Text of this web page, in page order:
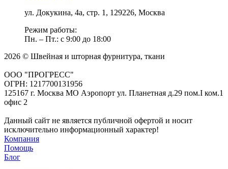
ул. Докукина, 4а, стр. 1, 129226, Москва
Режим работы:
Пн. – Пт.: с 9:00 до 18:00
2026 © Швейная и шторная фурнитура, ткани
ООО "ПРОГРЕСС"
ОГРН: 1217700131956
125167 г. Москва МО Аэропорт ул. Планетная д.29 пом.I ком.1
офис 2
Данный сайт не является публичной офертой и носит
исключительно информационный характер!
Компания
Помощь
Блог